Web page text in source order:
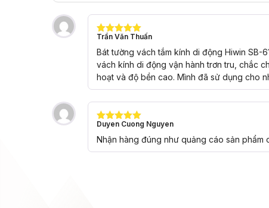
Được xếp
hạng
55
sao
Trần Văn Thuấn
Bát tường vách tắm kính di động Hiwin
vách kính di động vận hành trơn tru, chắc
hoạt và độ bền cao. Mình đã sử dụng cho
Được xếp
hạng
5 5
sao
Duyen Cuong Nguyen
Nhận hàng đúng như quảng cáo sản phẩm